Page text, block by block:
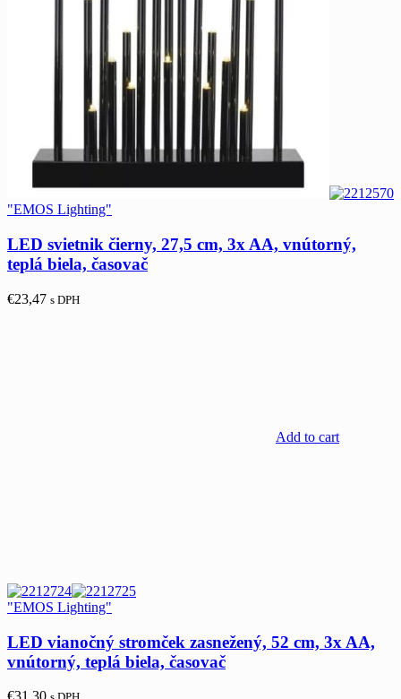
"EMOS Lighting"
LED svietnik čierny, 27,5 cm, 3x AA, vnútorný,
teplá biela, časovač
€23,47 s DPH
Add to cart
"EMOS Lighting"
LED vianočný stromček zasnežený, 52 cm, 3x AA,
vnútorný, teplá biela, časovač